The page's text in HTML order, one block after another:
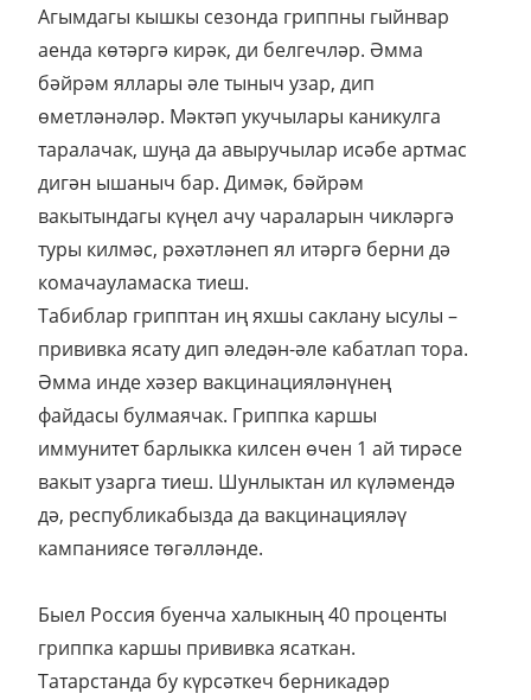
Агымдагы кышкы сезонда гриппны гыйнвар
аенда көтәргә кирәк, ди белгечләр. Әмма
бәйрәм яллары әле тыныч узар, дип
өметләнәләр. Мәктәп укучылары каникулга
таралачак, шуңа да авыручылар исәбе артмас
дигән ышаныч бар. Димәк, бәйрәм
вакытындагы күңел ачу чараларын чикләргә
туры килмәс, рәхәтләнеп ял итәргә берни дә
комачауламаска тиеш.
Табиблар грипптан иң яхшы саклану ысулы –
прививка ясату дип әледән-әле кабатлап тора.
Әмма инде хәзер вакцинацияләнүнең
файдасы булмаячак. Гриппка каршы
иммунитет барлыкка килсен өчен 1 ай тирәсе
вакыт узарга тиеш. Шунлыктан ил күләмендә
дә, республикабызда да вакцинацияләү
кампаниясе төгәлләнде.
Быел Россия буенча халыкның 40 проценты
гриппка каршы прививка ясаткан.
Татарстанда бу күрсәткеч берникадәр